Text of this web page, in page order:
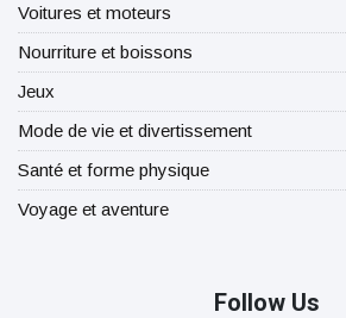
Voitures et moteurs
Nourriture et boissons
Jeux
Mode de vie et divertissement
Santé et forme physique
Voyage et aventure
Follow Us